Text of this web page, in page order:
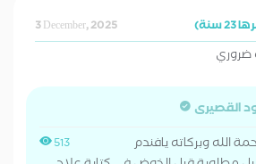
3 December, 2025
ضروري
القصيرى
513
الله وبركاته يافندم